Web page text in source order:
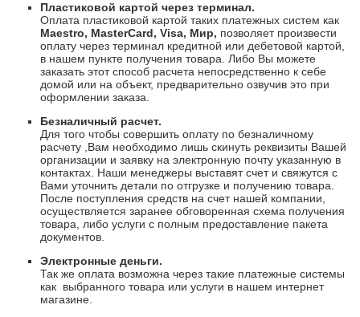
Пластиковой картой через терминал.
Оплата пластиковой картой таких платежных систем как
Maestro, MasterCard, Visa, Мир, позволяет произвести
оплату через терминал кредитной или дебетовой картой,
в нашем пункте получения товара. Либо Вы можете
заказать этот способ расчета непосредственно к себе
домой или на объект, предварительно озвучив это при
оформлении заказа.
Безналичный расчет.
Для того чтобы совершить оплату по безналичному
расчету ,Вам необходимо лишь скинуть реквизиты Вашей
организации и заявку на электронную почту указанную в
контактах. Наши менеджеры выставят счет и свяжутся с
Вами уточнить детали по отгрузке и получению товара.
После поступления средств на счет нашей компании,
осуществляется заранее обговоренная схема получения
товара, либо услуги с полным предоставление пакета
документов.
Электронные деньги.
Так же оплата возможна через такие платежные системы
как выбранного товара или услуги в нашем интернет
магазине.